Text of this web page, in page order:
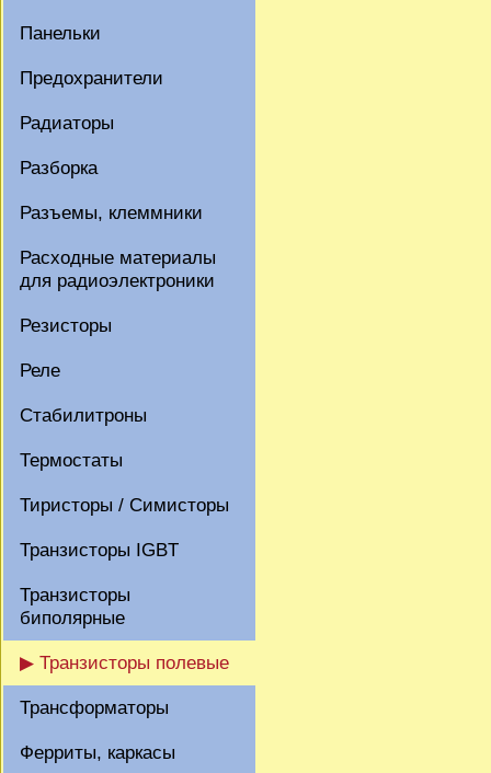
Панельки
Предохранители
Радиаторы
Разборка
Разъемы, клеммники
Расходные материалы
для радиоэлектроники
Резисторы
Реле
Стабилитроны
Термостаты
Тиристоры / Симисторы
Транзисторы IGBT
Транзисторы
биполярные
▶ Транзисторы полевые
Трансформаторы
Ферриты, каркасы